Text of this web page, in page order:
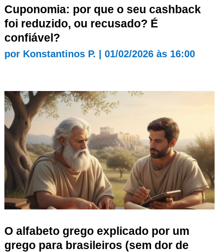
Cuponomia: por que o seu cashback
foi reduzido, ou recusado? É
confiável?
por Konstantinos P. 01/02/2026 às 16:00
O alfabeto grego explicado por um
grego para brasileiros (sem dor de